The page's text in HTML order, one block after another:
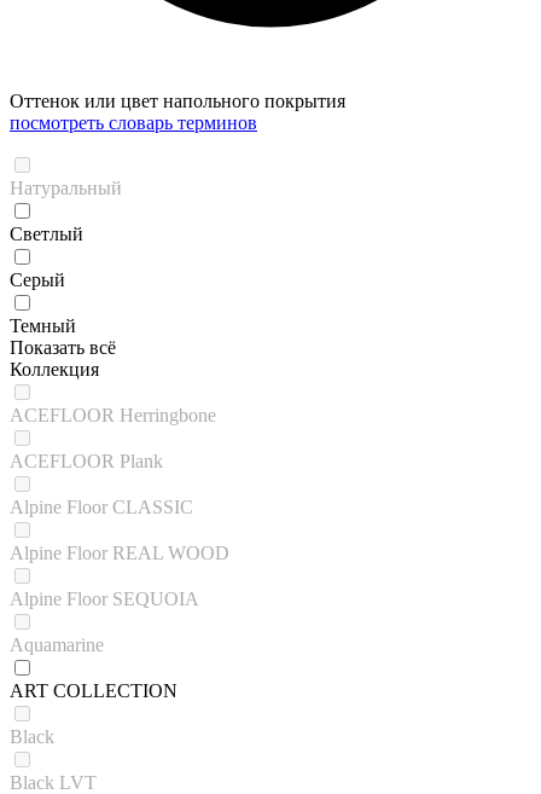
Оттенок или цвет напольного покрытия
посмотреть словарь терминов
Натуральный
Светлый
Серый
Темный
Показать всё
Коллекция
ACEFLOOR Herringbone
ACEFLOOR Plank
Alpine Floor CLASSIC
Alpine Floor REAL WOOD
Alpine Floor SEQUOIA
Aquamarine
ART COLLECTION
Black
Black LVT